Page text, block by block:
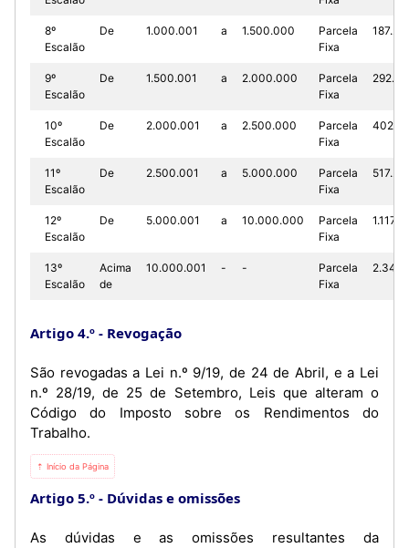
8º
Escalão
De 1.000.001 a 1.500.000
Parcela
Fixa
9º
Escalão
De 1.500.001 a 2.000.000
Parcela
Fixa
10º
Escalão
De 2.000.001 a 2.500.000
Parcela
Fixa
11º
Escalão
De 2.500.001 a 5.000.000
Parcela
Fixa
12º
Escalão
De 5.000.001 a 10.000.000
Parcela
Fixa
13º
Escalão
Acima
de
10.000.001 - -
Parcela
Fixa
Artigo 4.º Revogação
São revogadas a Lei n.º 9/19, de 24 de Abril, e a Lei
n.º 28/19, de 25 de Setembro, Leis que alteram o
Código do Imposto sobre os Rendimentos do
Trabalho.
⇡ Início da Página
Artigo 5.º Dúvidas e omissões
As dúvidas e as omissões resultantes da